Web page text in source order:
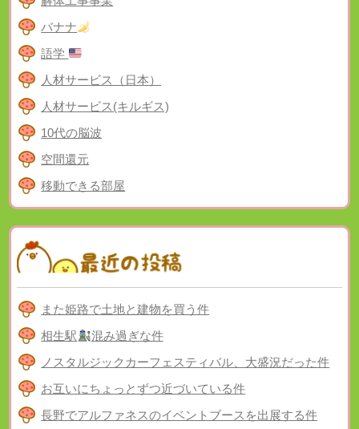
バナナ
語学
人材サービス（日本）
人材サービス(キルギス)
10代の脳波
空間還元
移動できる部屋
また姫路で土地と建物を買う件
相生駅
混み過ぎな件
ノスタルジックカーフェスティバル、大盛況だった件
お互いにちょっとずつ近づいている件
長野でアルファネスのイベントブースを出展する件